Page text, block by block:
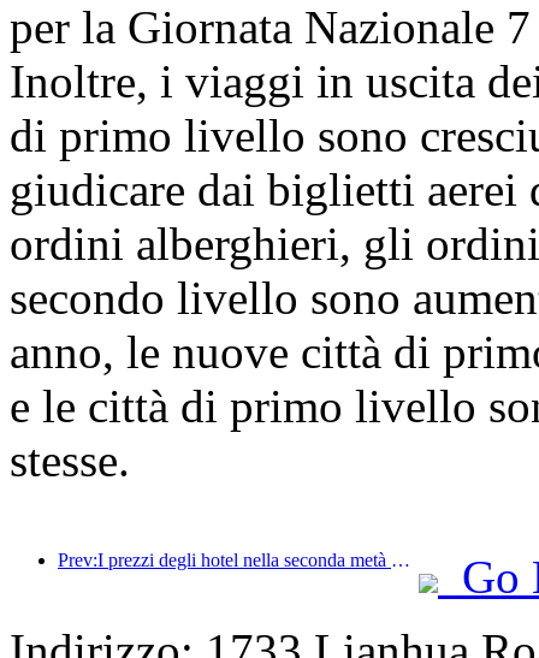
per la Giornata Nazionale
Inoltre, i viaggi in uscita
di primo livello sono
giudicare dai biglietti aerei
ordini alberghieri, gli
secondo livello sono
anno, le nuove città di
e le città di primo livello
stesse.
Prev:I prezzi degli hotel nella seconda metà della Giornata Nazionale sono ai minimi festivi
Go